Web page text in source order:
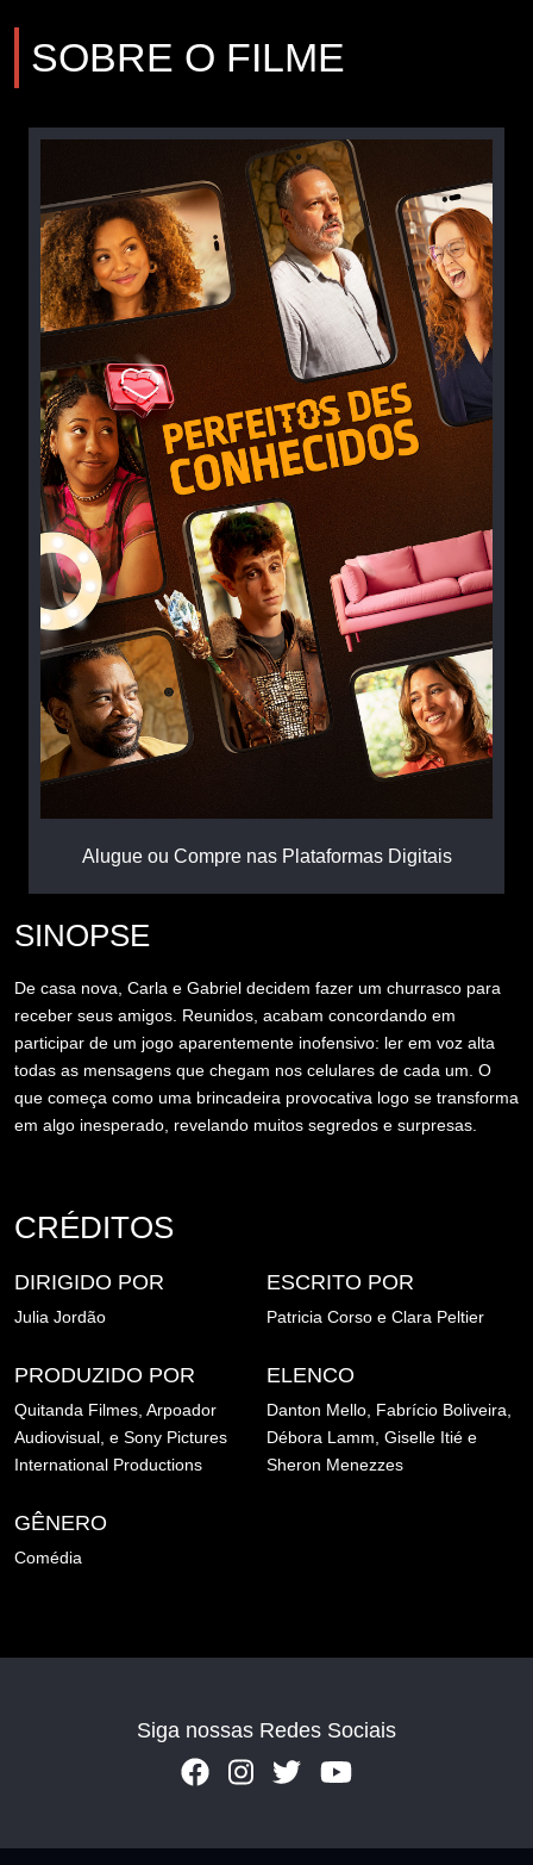
SOBRE O FILME
Alugue ou Compre nas Plataformas Digitais
SINOPSE
De casa nova, Carla e Gabriel decidem fazer um churrasco para
receber seus amigos. Reunidos, acabam concordando em
participar de um jogo aparentemente inofensivo: ler em voz alta
todas as mensagens que chegam nos celulares de cada um. O
que começa como uma brincadeira provocativa logo se transforma
em algo inesperado, revelando muitos segredos e surpresas.
CRÉDITOS
DIRIGIDO POR
Julia Jordão
ESCRITO POR
Patricia Corso e Clara Peltier
PRODUZIDO POR
Quitanda Filmes, Arpoador
Audiovisual, e Sony Pictures
International Productions
ELENCO
Danton Mello, Fabrício Boliveira,
Débora Lamm, Giselle Itié e
Sheron Menezzes
GÊNERO
Comédia
Siga nossas Redes Sociais